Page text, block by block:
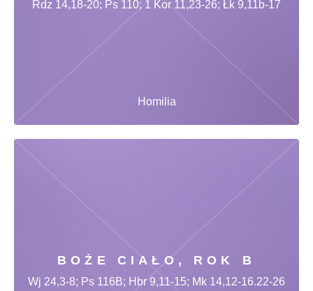
Homilia
Rdz 14,18-20; Ps 110; 1 Kor 11,23-26; Łk 9,11b-17
BOŻE CIAŁO, ROK B
Wj 24,3-8; Ps 116B; Hbr 9,11-15; Mk 14,12-16.22-26